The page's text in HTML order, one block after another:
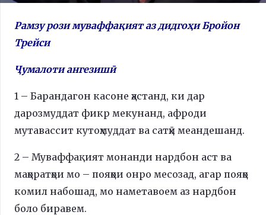
Рамзу рози муваффақият аз дидгоҳи Бройон
Трейси
Ҷумалоти ангезишӣ
1 – Барандагон касоне ҳастанд, ки дар
дарозмуддат фикр мекунанд, афроди
мутавассит кутоҳмуддат ва сатҳӣ меандешанд.
2 – Муваффақият монанди нардбон аст ва
маҳоратҳои мо – пояҳои онро месозад, агар пояҳо
комил набошад, мо наметавоем аз нардбон
боло биравем.